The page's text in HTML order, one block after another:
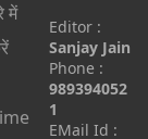
में
Editor :
Sanjay Jain
Phone :
989394052
1
EMail Id :